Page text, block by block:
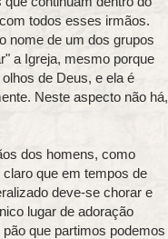
todos esses irmãos.
nome de um dos grupos
a Igreja, mesmo porque
de Deus, e ela é
Neste aspecto não há,
dos homens, como
que em tempos de
deve‑se chorar e
lugar de adoração
que partimos podemos